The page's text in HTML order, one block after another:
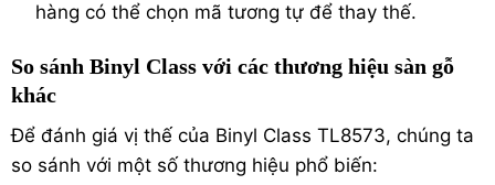
hàng có thể chọn mã tương tự để thay thế.
So sánh Binyl Class với các thương hiệu sàn gỗ
khác
Để đánh giá vị thế của Binyl Class TL8573, chúng ta
so sánh với một số thương hiệu phổ biến: